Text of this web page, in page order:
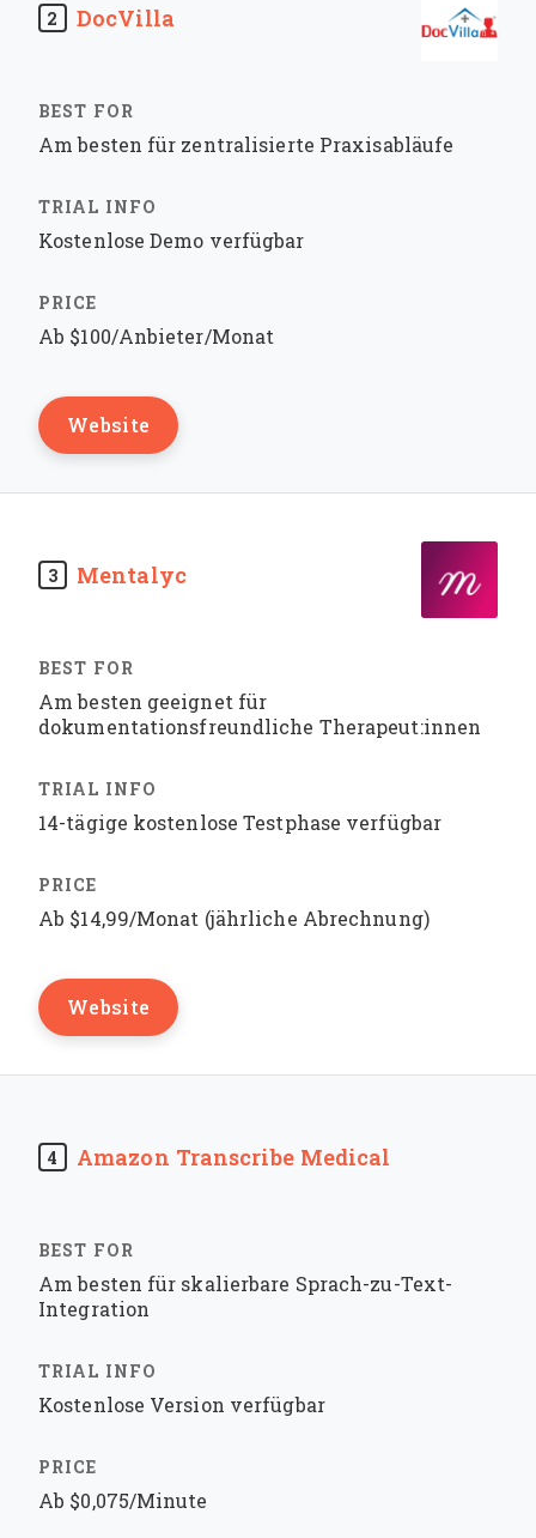
2 DocVilla
Am besten für zentralisierte Praxisabläufe
Kostenlose Demo verfügbar
Ab $100/Anbieter/Monat
Website
3 Mentalyc
Am besten geeignet für
dokumentationsfreundliche Therapeut:innen
14-tägige kostenlose Testphase verfügbar
Ab $14,99/Monat (jährliche Abrechnung)
Website
4 Amazon Transcribe Medical
Am besten für skalierbare Sprach-zu-Text-
Integration
Kostenlose Version verfügbar
Ab $0,075/Minute